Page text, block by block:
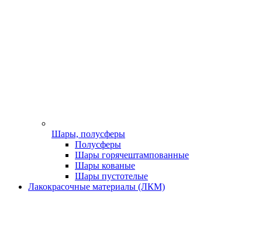
Шары, полусферы
Полусферы
Шары горячештампованные
Шары кованые
Шары пустотелые
Лакокрасочные материалы (ЛКМ)